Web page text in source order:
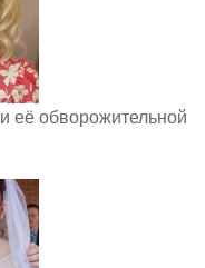
её обворожительной